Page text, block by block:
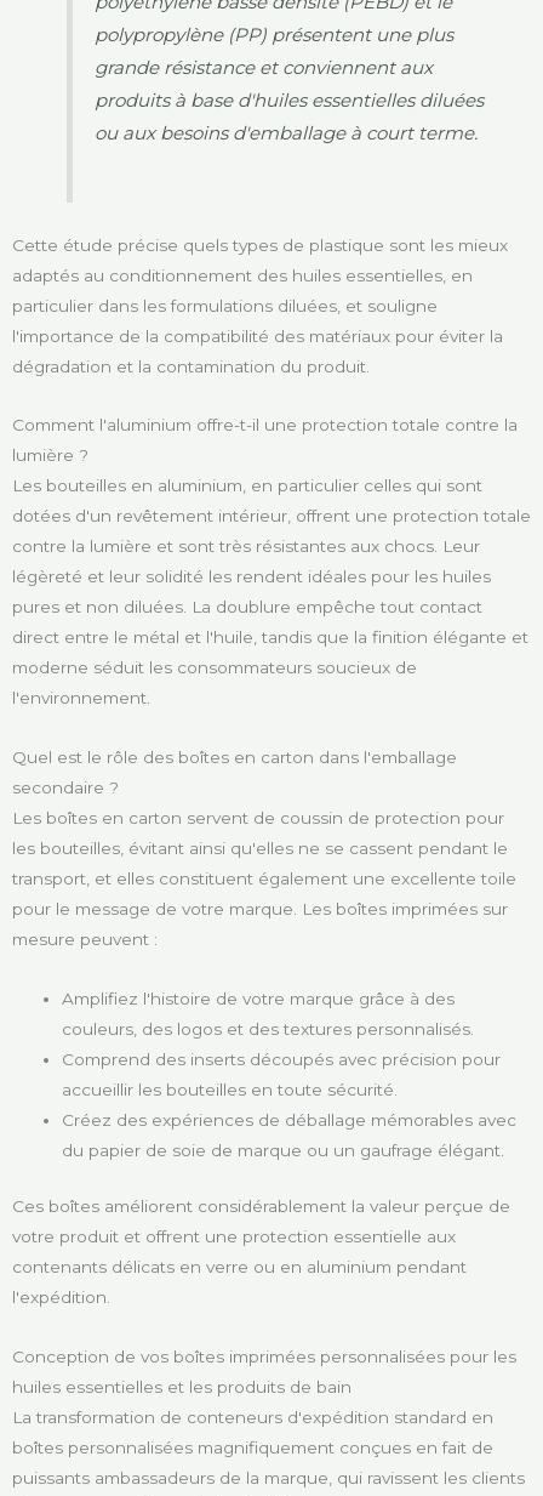
polypropylène (PP) présentent une plus
grande résistance et conviennent aux
produits à base d'huiles essentielles diluées
ou aux besoins d'emballage à court terme.
Cette étude précise quels types de plastique sont les mieux
adaptés au conditionnement des huiles essentielles, en
particulier dans les formulations diluées, et souligne
l'importance de la compatibilité des matériaux pour éviter la
dégradation et la contamination du produit.
Comment l'aluminium offre-t-il une protection totale contre la
lumière ?
Les bouteilles en aluminium, en particulier celles qui sont
dotées d'un revêtement intérieur, offrent une protection totale
contre la lumière et sont très résistantes aux chocs. Leur
légèreté et leur solidité les rendent idéales pour les huiles
pures et non diluées. La doublure empêche tout contact
direct entre le métal et l'huile, tandis que la finition élégante et
moderne séduit les consommateurs soucieux de
l'environnement.
Quel est le rôle des boîtes en carton dans l'emballage
secondaire ?
Les boîtes en carton servent de coussin de protection pour
les bouteilles, évitant ainsi qu'elles ne se cassent pendant le
transport, et elles constituent également une excellente toile
pour le message de votre marque. Les boîtes imprimées sur
mesure peuvent :
Amplifiez l'histoire de votre marque grâce à des
couleurs, des logos et des textures personnalisés.
Comprend des inserts découpés avec précision pour
accueillir les bouteilles en toute sécurité.
Créez des expériences de déballage mémorables avec
du papier de soie de marque ou un gaufrage élégant.
Ces boîtes améliorent considérablement la valeur perçue de
votre produit et offrent une protection essentielle aux
contenants délicats en verre ou en aluminium pendant
l'expédition.
Conception de vos boîtes imprimées personnalisées pour les
huiles essentielles et les produits de bain
La transformation de conteneurs d'expédition standard en
boîtes personnalisées magnifiquement conçues en fait de
puissants ambassadeurs de la marque, qui ravissent les clients